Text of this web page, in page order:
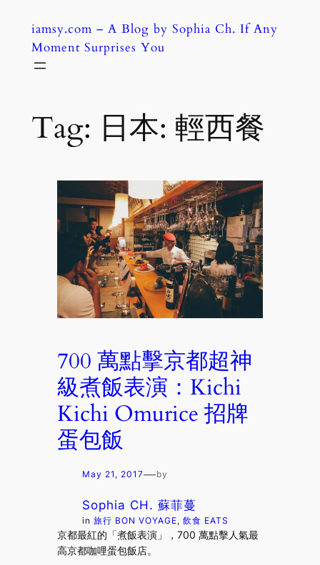
content
iamsy.com – A Blog by Sophia Ch. If Any
Moment Surprises You
Tag: 日本: 輕西餐
700 萬點擊京都超神
級煮飯表演：Kichi
Kichi Omurice 招牌
蛋包飯
May 21, 2017—by
Sophia CH. 蘇菲蔓
in旅行 BON VOYAGE, 飲食 EATS
京都最紅的「煮飯表演」，700 萬點擊人氣最
高京都咖哩蛋包飯店。